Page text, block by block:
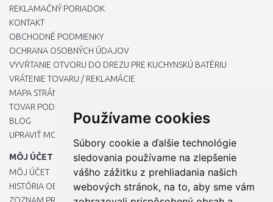
Používame cookies
Súbory cookie a ďalšie technológie
sledovania používame na zlepšenie
vášho zážitku z prehliadania našich
webových stránok, na to, aby sme vám
REKLAMAČNÝ PORIADOK
KONTAKT
OBCHODNÉ PODMIENKY
OCHRANA OSOBNÝCH ÚDAJOV
VYVŔTANIE OTVORU DO DREZU PRE KUCHYNSKÚ BATÉRIU
VRÁTENIE TOVARU / REKLAMÁCIE
MAPA STRÁNOK
TOVAR PODĽA ZNAČIEK
BLOG
UPRAVIŤ MOJE PREDVOĽBY COOKIES
MÔJ ÚČET
MÔJ ÚČET
HISTÓRIA OBJEDNÁVOK